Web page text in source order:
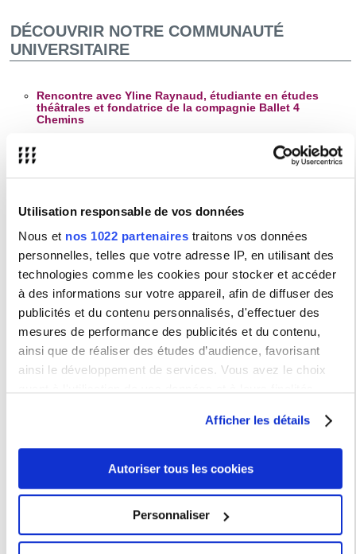
Utilisation responsable de vos données
Nous et nos 1022 partenaires traitons vos données
personnelles, telles que votre adresse IP, en utilisant des
technologies comme les cookies pour stocker et accéder
à des informations sur votre appareil, afin de diffuser des
publicités et du contenu personnalisés, d'effectuer des
mesures de performance des publicités et du contenu,
ainsi que de réaliser des études d’audience, favorisant
ainsi le développement de services. Vous avez le choix
moment en consultant la Déclaration relative aux cookies
ou en cliquant sur l'icône de confidentialité.
Si vous le permettez, nous aimerions également :
géographique qui peuvent être précises à plusieurs
mètres près
Afficher les détails
Autoriser tous les cookies
Personnaliser
UFR Littérature, Linguistique, Didactique
UFR Langues, Littératures, Cultures et Sociétés
ESIT
IHEAL
DÉCOUVRIR NOTRE COMMUNAUTÉ
UNIVERSITAIRE
Rencontre avec Yline Raynaud, étudiante en études
théâtrales et fondatrice de la compagnie Ballet 4
Chemins
Rencontre avec Katarina Meštrić, étudiante en parcours
YUFE Écologie Urbaine
PRESSES SORBONNE NOUVELLE
Dernières parutions
Membre de :